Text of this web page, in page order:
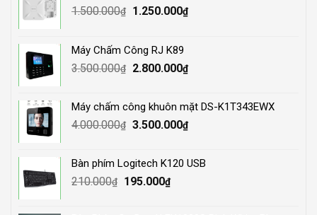
1.500.000₫
Original
1.500.000₫.
1.250.000₫Current
Máy Chấm Công RJ K89
3.500.000₫
Original
3.500.000₫.
2.800.000₫Current
2.800.000₫.
Máy chấm công khuôn mặt DS-K1T343EWX
4.000.000₫ Original
4.000.000₫.
3.500.000₫Current
3.500.000₫.
Bàn phím Logitech K120 USB
210.000₫
Original
195.000₫Current